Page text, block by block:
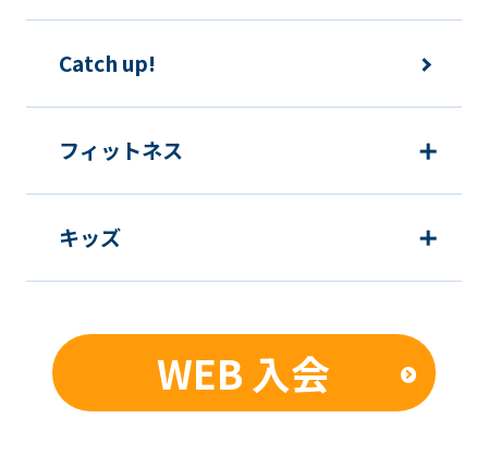
you
using
Automatic
Catch up!
フィットネス
キッズ
WEB 入会